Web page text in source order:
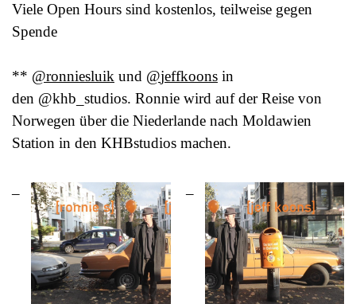
Viele Open Hours sind kostenlos, teilweise gegen
Spende
** @ronniesluik und @jeffkoons in
den @khb_studios. Ronnie wird auf der Reise von
Norwegen über die Niederlande nach Moldawien
Station in den KHBstudios machen.